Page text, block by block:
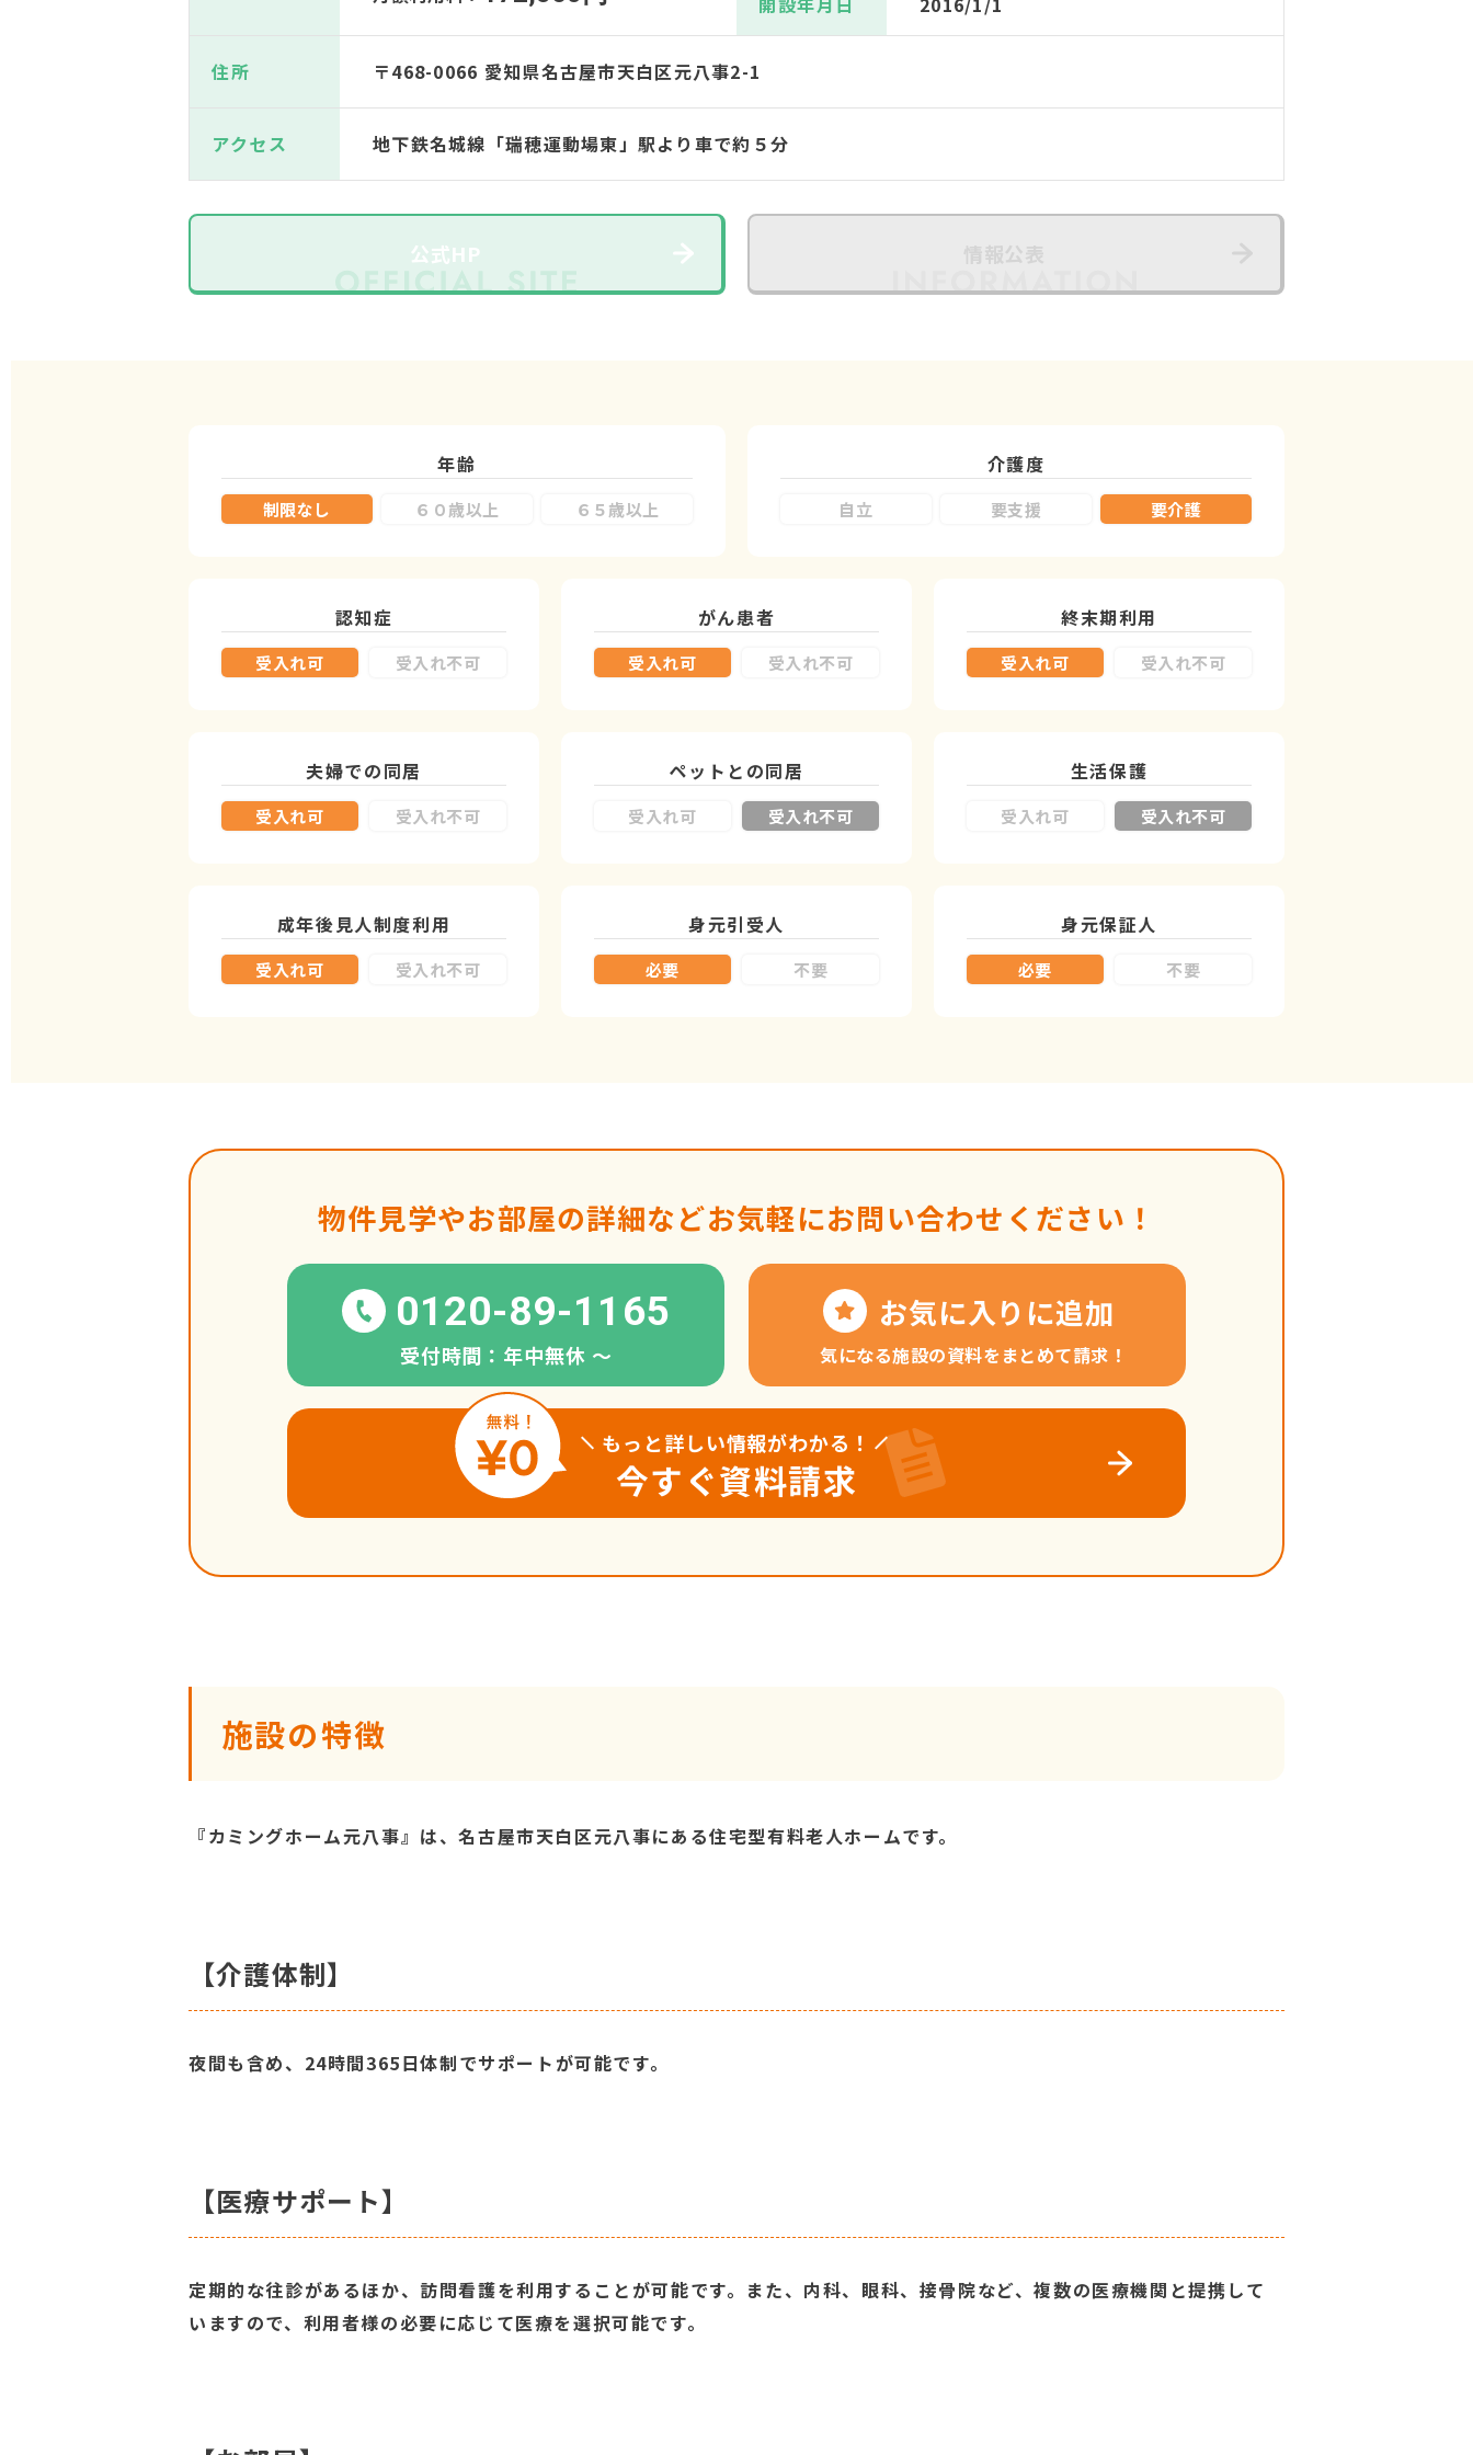
住所 〒468-0066 愛知県名古屋市天白区元八事2-1
アクセス 地下鉄名城線「瑞穂運動場東」駅より車で約５分
公式HP
年齢
制限なし ６０歳以上 ６５歳以上
介護度
自立 要支援 要介護
認知症
受入れ可 受入れ不可
がん患者
受入れ可 受入れ不可
終末期利用
受入れ可 受入れ不可
夫婦での同居
受入れ可 受入れ不可
ペットとの同居
受入れ可 受入れ不可
生活保護
受入れ可 受入れ不可
成年後見人制度利用
受入れ可 受入れ不可
身元引受人
必要 不要
身元保証人
必要 不要
物件見学やお部屋の詳細などお気軽にお問い合わせください！
0120-89-1165
受付時間：年中無休 〜
お気に入りに追加
気になる施設の資料をまとめて請求！
もっと詳しい情報がわかる！
今すぐ資料請求
施設の特徴
『カミングホーム元八事』は、名古屋市天白区元八事にある住宅型有料老人ホームです。
【介護体制】
夜間も含め、24時間365日体制でサポートが可能です。
【医療サポート】
定期的な往診があるほか、訪問看護を利用することが可能です。また、内科、眼科、接骨院など、複数の医療機関と提携して
いますので、利用者様の必要に応じて医療を選択可能です。